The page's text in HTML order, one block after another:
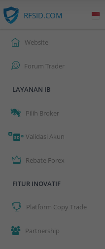
RFSID.COM
Website
Forum Trader
LAYANAN IB
Pilih Broker
Validasi Akun
Rebate Forex
FITUR INOVATIF
Platform Copy Trade
Partnership